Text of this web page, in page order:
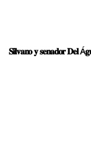
𝐒𝐢𝐥𝐯𝐚𝐧𝐨 𝐲 𝐬𝐞𝐧𝐚𝐝𝐨𝐫 𝐃𝐞𝐥